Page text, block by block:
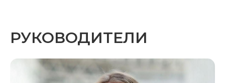
РУКОВОДИТЕЛИ